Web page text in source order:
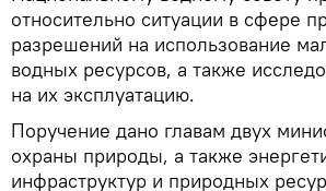
относительно ситуации в сфере
разрешений на использование
водных ресурсов, а также
на их эксплуатацию.
Поручение дано главам двух
охраны природы, а также
инфраструктур и природных